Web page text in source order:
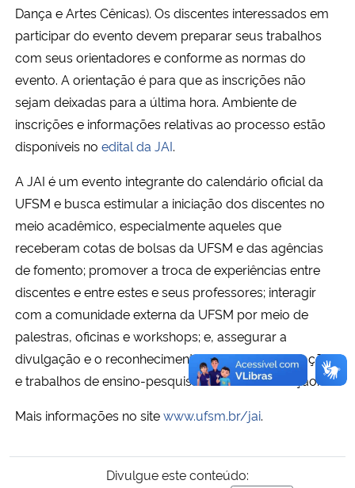
Dança e Artes Cênicas). Os discentes interessados em
participar do evento devem preparar seus trabalhos
com seus orientadores e conforme as normas do
evento. A orientação é para que as inscrições não
sejam deixadas para a última hora. Ambiente de
inscrições e informações relativas ao processo estão
disponíveis no edital da JAI.
A JAI é um evento integrante do calendário oficial da
UFSM e busca estimular a iniciação dos discentes no
meio acadêmico, especialmente aqueles que
receberam cotas de bolsas da UFSM e das agências
de fomento; promover a troca de experiências entre
discentes e entre estes e seus professores; interagir
com a comunidade externa da UFSM por meio de
palestras, oficinas e workshops; e, assegurar a
divulgação e o reconhecimento institucional das ações
e trabalhos de ensino-pesquisa-extensão-inovação.
Mais informações no sitewww.ufsm.br/jai.
Divulgue este conteúdo: